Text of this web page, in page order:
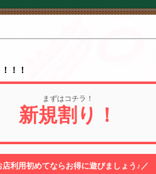
！！
まずはコチラ！
新規割り！
店利用初めてならお得に遊びましょう♪／